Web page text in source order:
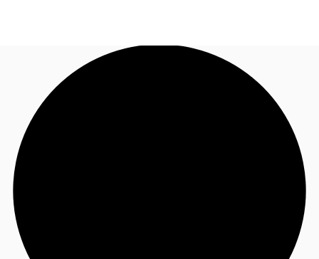
Blog
Données marchés
Appelez maintenant